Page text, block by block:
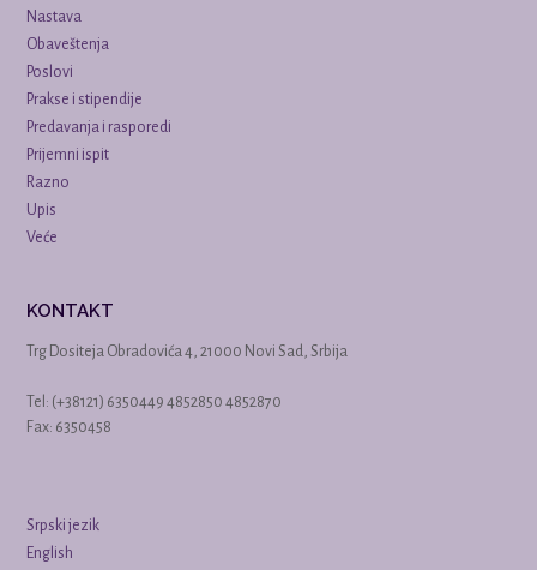
Nastava
Obaveštenja
Poslovi
Prakse i stipendije
Predavanja i rasporedi
Prijemni ispit
Razno
Upis
Veće
KONTAKT
Trg Dositeja Obradovića 4, 21000 Novi Sad, Srbija
Tel: (+38121) 6350449 4852850 4852870
Fax: 6350458
Srpski jezik
English